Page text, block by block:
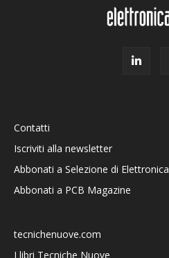
Contatti
Iscriviti alla newsletter
Abbonati a Selezione di Elettronica
Abbonati a PCB Magazine
tecnichenuove.com
I libri Tecniche Nuove